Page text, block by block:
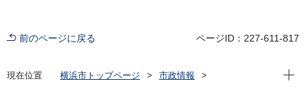
前のページに戻る ページID：227-611-817
現在位置 横浜市トップページ
市政情報
現在